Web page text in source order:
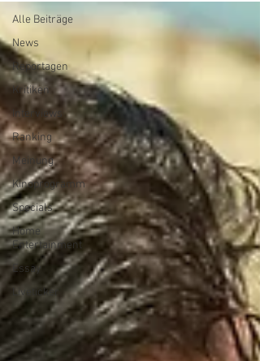
Alle Beiträge
News
Reportagen
Kritiken
Interviews
Ranking
Meinung
Kinoprogramm
Specials
Home
Entertainment
Essay
Liveticker